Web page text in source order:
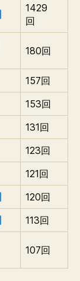
1429
回
180回
157回
153回
131回
123回
121回
120回
113回
107回